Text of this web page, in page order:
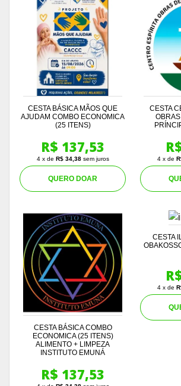
CESTA BÁSICA MÃOS QUE
AJUDAM COMBO ECONOMICA
(25 ITENS)
R$ 137,53
4 x de R$ 34,38sem juros
QUERO DOAR
CESTA
4 x de
CESTA BÁSICA COMBO
ECONOMICA (25 ITENS)
ALIMENTO + LIMPEZA
INSTITUTO EMUNÁ
R$ 137,53
CESTA
4 x de